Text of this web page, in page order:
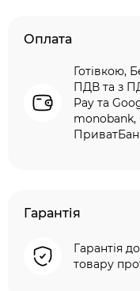
Оплата
Готівкою,
ПДВ та з
Pay та
monobank,
Гарантія
Гарантія
товару